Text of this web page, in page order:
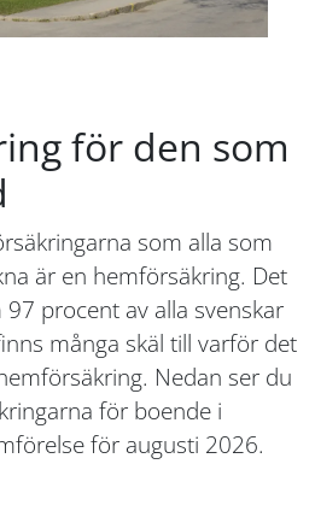
för den som
som alla som
är en hemförsäkring. Det
procent av alla svenskar
många skäl till varför det
Nedan ser du
för boende i
för augusti 2026.